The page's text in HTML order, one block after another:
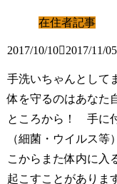
在住者記事
2017/10/10 2017/11/05
手洗いちゃんとして
体を守るのはあなた
ところから！ 手に
（細菌・ウイルス等
こからまた体内に入
起こすことがありま